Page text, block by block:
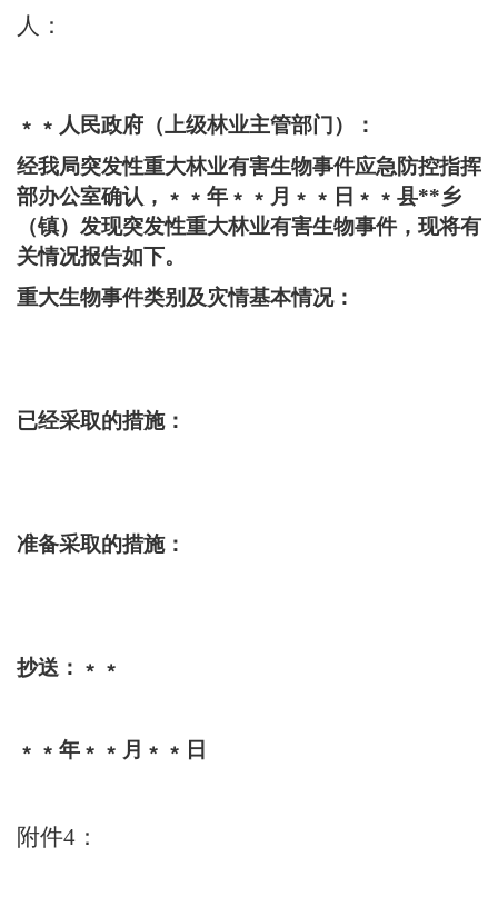
人：
﹡﹡人民政府（上级林业主管部门）：
经我局突发性重大林业有害生物事件应急防控指挥
部办公室确认，﹡﹡年﹡﹡月﹡﹡日﹡﹡县**乡
（镇）发现突发性重大林业有害生物事件，现将有
关情况报告如下。
重大生物事件类别及灾情基本情况：
已经采取的措施：
准备采取的措施：
抄送：﹡﹡
﹡﹡年﹡﹡月﹡﹡日
附件4 ：